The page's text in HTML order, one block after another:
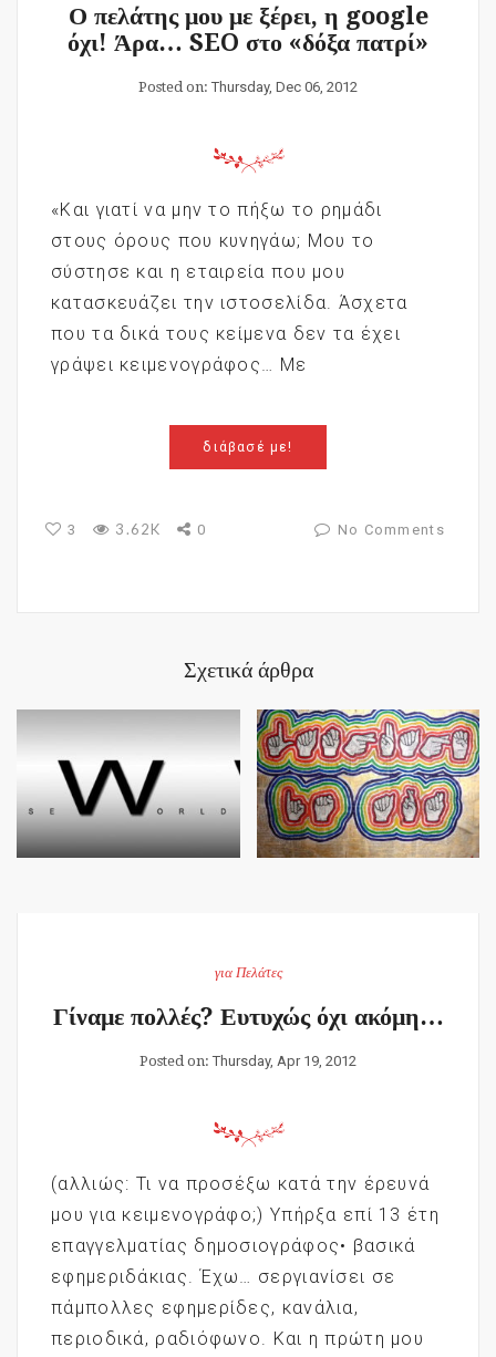
Ο πελάτης μου με ξέρει, η google
όχι! Άρα… SEO στο «δόξα πατρί»
Posted on: Thursday, Dec 06, 2012
«Και γιατί να μην το πήξω το ρημάδι
στους όρους που κυνηγάω; Μου το
σύστησε και η εταιρεία που μου
κατασκευάζει την ιστοσελίδα. Άσχετα
που τα δικά τους κείμενα δεν τα έχει
γράψει κειμενογράφος… Με
διάβασέ με!
3 3.62K 0 No Comments
Σχετικά άρθρα
για Πελάτες
Γίναμε πολλές? Ευτυχώς όχι ακόμη…
Posted on: Thursday, Apr 19, 2012
(αλλιώς: Τι να προσέξω κατά την έρευνά
μου για κειμενογράφο;) Υπήρξα επί 13 έτη
επαγγελματίας δημοσιογράφος• βασικά
εφημεριδάκιας. Έχω… σεργιανίσει σε
πάμπολλες εφημερίδες, κανάλια,
περιοδικά, ραδιόφωνο. Και η πρώτη μου